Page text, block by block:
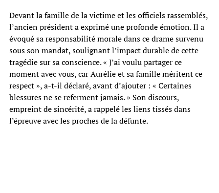
Devant la famille de la victime et les officiels rassemblés,
l’ancien président a exprimé une profonde émotion. Il a
évoqué sa responsabilité morale dans ce drame survenu
sous son mandat, soulignant l’impact durable de cette
tragédie sur sa conscience. « J’ai voulu partager ce
moment avec vous, car Aurélie et sa famille méritent ce
respect », a-t-il déclaré, avant d’ajouter : « Certaines
blessures ne se referment jamais. » Son discours,
empreint de sincérité, a rappelé les liens tissés dans
l’épreuve avec les proches de la défunte.